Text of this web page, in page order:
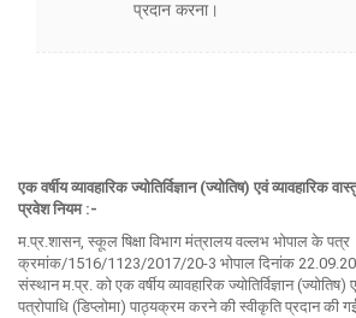
प्रदान करना।
एक वर्षीय व्यावहारिक ज्योतिर्विज्ञान (ज्योतिष) एवं व्यावहारिक
प्रवेश नियम :-
म.प्र.शासन, स्कूल षिक्षा विभाग मंत्रालय वल्लभ भोपाल के पत्र
क्रमांक/1516/1123/2017/20-3 भोपाल दिनांक
संस्थान म.प्र. को एक वर्षीय व्यावहारिक ज्योतिर्विज्ञान (ज्योतिष)
पत्रोपाधि (डिप्लोमा) पाठ्यक्रम करने की स्वीकृति प्रदान की